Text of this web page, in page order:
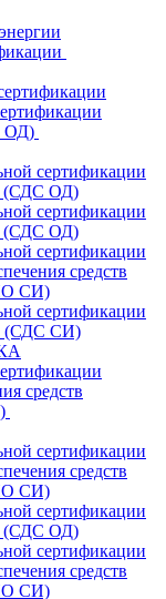
ОД)
сертификации
(СДС ОД)
сертификации
(СДС ОД)
сертификации
средств
СИ)
сертификации
(СДС СИ)
средств
сертификации
средств
СИ)
сертификации
(СДС ОД)
сертификации
средств
СИ)